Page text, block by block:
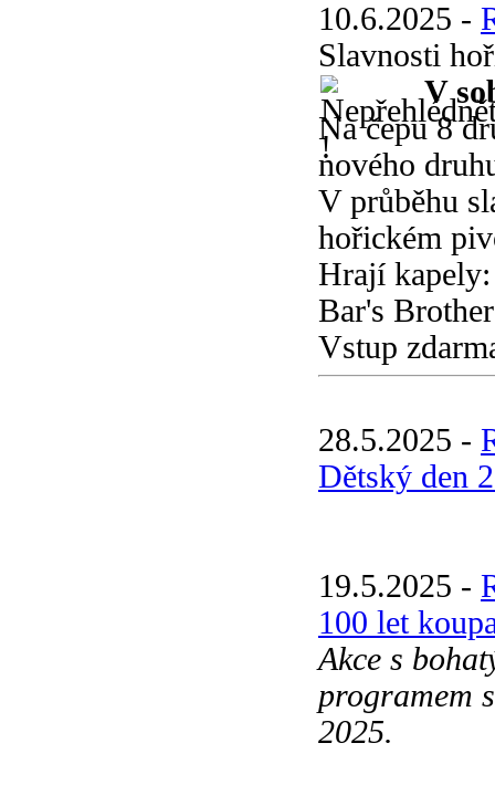
10.6.2025 -
Slavnosti
V
Na čepu 8
nového
V průběhu
hořickém
Hrají kapely:
Bar's
Vstup
28.5.2025 -
Dětský den
19.5.2025 -
100 let
Akce s
programem
2025.